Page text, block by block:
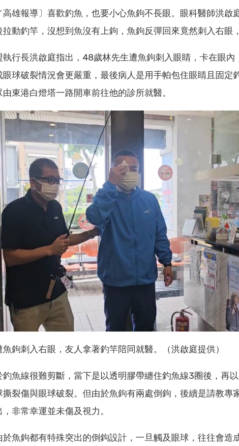
高雄報導〕喜歡釣魚，也要小心魚鉤不長眼。眼科醫師洪
動釣竿，沒想到魚沒有上鉤，魚鉤反彈回來竟然刺入右眼
行長洪啟庭指出，48歲林先生遭魚鉤刺入眼睛，卡在眼
球破裂情況會更嚴重，最後病人是用手帕包住眼睛且固
東港白燈塔一路開車前往他的診所就醫。
鉤刺入右眼，友人拿著釣竿陪同就醫。（洪啟庭提供）
魚線很難剪斷，當下是以透明膠帶纏住釣魚線3圈後，再
裂傷與眼球破裂。但由於魚鉤有兩處倒鉤，後續是請教
非常幸運並未傷及視力。
魚鉤都有特殊突出的倒鉤設計，一旦觸及眼球，往往會